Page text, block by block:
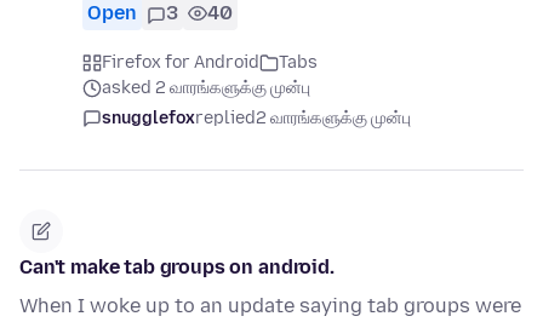
Open 3 40
Firefox for Android
Tabs
asked 2 வாரங்களுக்கு முன்பு
snugglefoxreplied2 வாரங்களுக்கு முன்பு
Can't make tab groups on android.
When I woke up to an update saying tab groups were